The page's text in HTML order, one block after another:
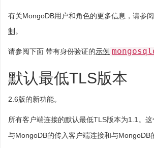
有关MongoDB用户和角色的更多信息，请参阅
制 。
请参阅下面 带有身份验证的示例
默认最低TLS版本
2.6版的新功能。
所有客户端连接的默认最低TLS版本为1.1。这
与MongoDB的传入客户端连接和与MongoDB